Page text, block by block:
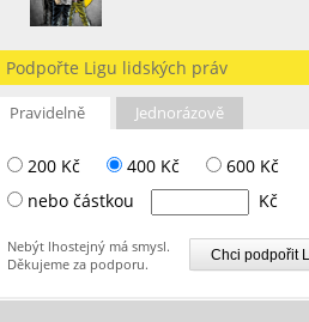
Podpořte Ligu lidských práv
Pravidelně
200 Kč 400 Kč
600 Kč
nebo částkou
Kč
Nebýt lhostejný má smysl.
Děkujeme za podporu.
Jednorázově